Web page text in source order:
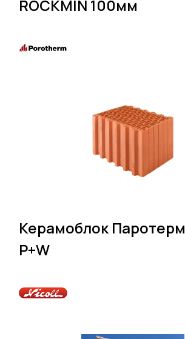
ROCKMIN 100мм
Керамоблок
P+W